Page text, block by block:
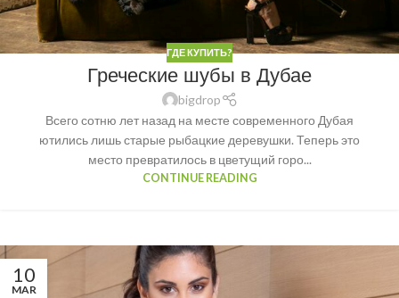
ГДЕ КУПИТЬ?
Греческие шубы в Дубае
bigdrop
Всего сотню лет назад на месте современного Дубая
ютились лишь старые рыбацкие деревушки. Теперь это
место превратилось в цветущий горо...
CONTINUE READING
10
MAR